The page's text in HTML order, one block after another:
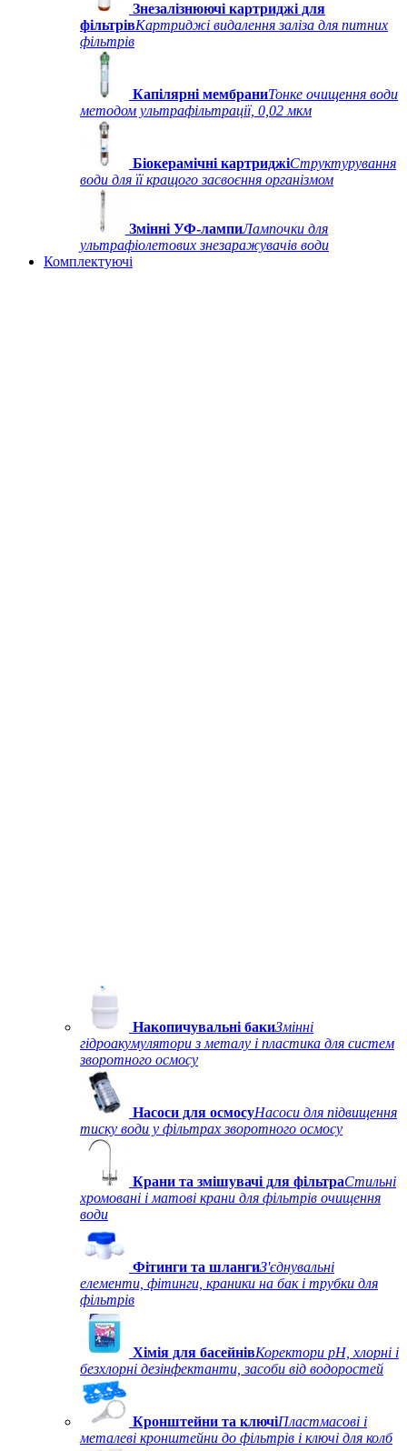
Знезалізнюючі картриджі для
фільтрівКартриджі видалення заліза для питних
фільтрів
Капілярні мембраниТонке очищення води
методом ультрафільтрації, 0,02 мкм
Біокерамічні картриджіСтруктурування
води для її кращого засвоєння організмом
Змінні УФ-лампиЛампочки для
ультрафіолетових знезаражувачів води
Комплектуючі
Накопичувальні бакиЗмінні
гідроакумулятори з металу і пластика для систем
зворотного осмосу
Насоси для осмосуНасоси для підвищення
тиску води у фільтрах зворотного осмосу
Крани та змішувачі для фільтраСтильні
хромовані і матові крани для фільтрів очищення
води
Фітинги та шлангиЗ'єднувальні
елементи, фітинги, краники на бак і трубки для
фільтрів
Хімія для басейнівКоректори рН, хлорні і
безхлорні дезінфектанти, засоби від водоростей
Кронштейни та ключіПластмасові і
металеві кронштейни до фільтрів і ключі для колб